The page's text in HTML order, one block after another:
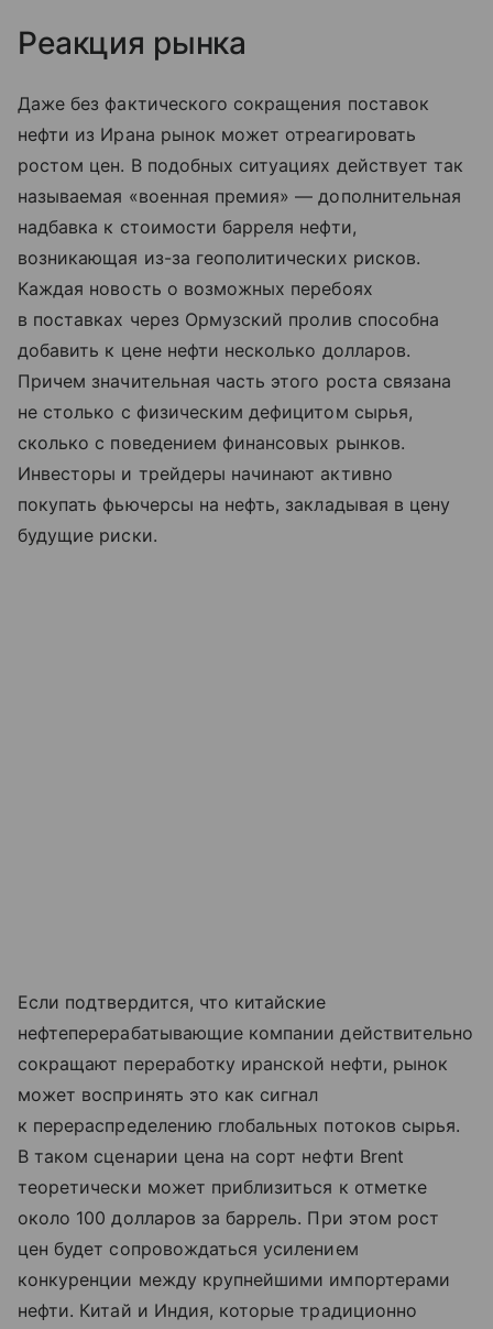
Реакция рынка
Даже без фактического сокращения поставок
нефти из Ирана рынок может отреагировать
ростом цен. В подобных ситуациях действует так
называемая «военная премия» — дополнительная
надбавка к стоимости барреля нефти,
возникающая из-за геополитических рисков.
Каждая новость о возможных перебоях
в поставках через Ормузский пролив способна
добавить к цене нефти несколько долларов.
Причем значительная часть этого роста связана
не столько с физическим дефицитом сырья,
сколько с поведением финансовых рынков.
Инвесторы и трейдеры начинают активно
покупать фьючерсы на нефть, закладывая в цену
будущие риски.
Если подтвердится, что китайские
нефтеперерабатывающие компании действительно
сокращают переработку иранской нефти, рынок
может воспринять это как сигнал
к перераспределению глобальных потоков сырья.
В таком сценарии цена на сорт нефти Brent
теоретически может приблизиться к отметке
около 100 долларов за баррель. При этом рост
цен будет сопровождаться усилением
конкуренции между крупнейшими импортерами
нефти. Китай и Индия, которые традиционно